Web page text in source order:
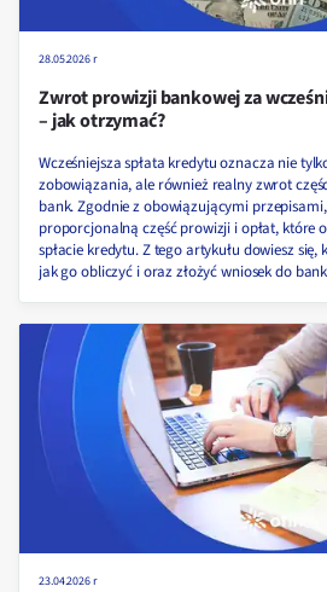
28.05.2026 r
Zwrot prowizji bankowej za
– jak otrzymać?
Wcześniejsza spłata kredytu oznacza nie
zobowiązania, ale również realny zwrot
bank. Zgodnie z obowiązującymi
proporcjonalną część prowizji i opłat, które
spłacie kredytu. Z tego artykułu dowiesz się,
jak go obliczyć i oraz złożyć wniosek do
23.04.2026 r